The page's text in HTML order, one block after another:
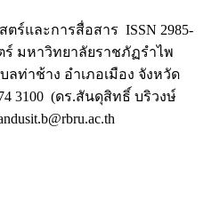
ร์และการสื่อสาร ISSN 2985-
ร์ มหาวิทยาลัยราชภัฏรำไพ
ท่าช้าง อำเภอเมือง จังหวัด
3100 (ดร.สันดุสิทธิ์ บริวงษ์